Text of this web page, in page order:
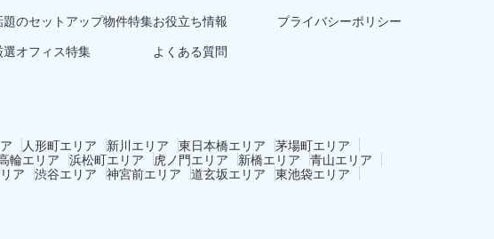
題のセットアップ物件特集
選オフィス特集
お役立ち情報
よくある質問
プライバシーポリシー
人形町エリア 新川エリア 東日本橋エリア 茅場町エリア
輪エリア 浜松町エリア 虎ノ門エリア 新橋エリア 青山エリア
ア 渋谷エリア 神宮前エリア 道玄坂エリア 東池袋エリア